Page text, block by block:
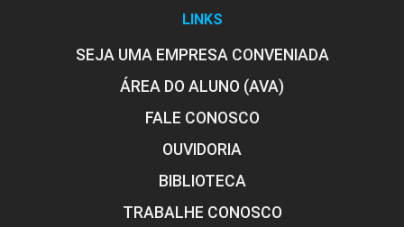
LINKS
SEJA UMA EMPRESA CONVENIADA
ÁREA DO ALUNO (AVA)
FALE CONOSCO
OUVIDORIA
BIBLIOTECA
TRABALHE CONOSCO